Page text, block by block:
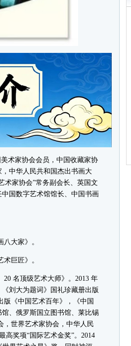
术家协会会员，中国收藏家协
中华人民共和国杰出书画大
术家协会”常务副会长、英国文
国数字艺术馆馆长、中国书画
大家》。
巨匠》。
名顶级艺术大师》。2013 年
刘大为题词》国礼珍藏册出版
版《中国艺术百年》，《中国
、俄罗斯国立图书馆、莱比锡
，世界艺术家协会，中华人民
高奖项“国际艺术金奖”。2014